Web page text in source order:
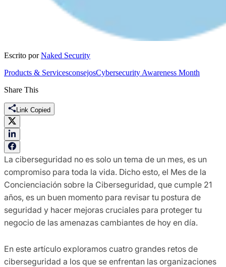
Escrito por Naked Security
Products & ServicesconsejosCybersecurity Awareness Month
Share This
Link Copied
La ciberseguridad no es solo un tema de un mes, es un
compromiso para toda la vida. Dicho esto, el Mes de la
Concienciación sobre la Ciberseguridad, que cumple 21
años, es un buen momento para revisar tu postura de
seguridad y hacer mejoras cruciales para proteger tu
negocio de las amenazas cambiantes de hoy en día.
En este artículo exploramos cuatro grandes retos de
ciberseguridad a los que se enfrentan las organizaciones